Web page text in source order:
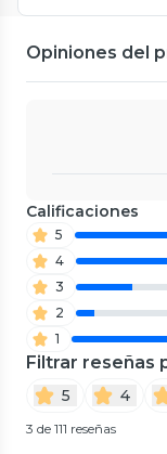
Opiniones del
Calificaciones
5
4
3
2
1
Filtrar reseñas
5 4
3 de 111 reseñas